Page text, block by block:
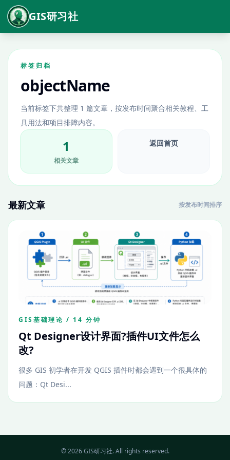
GIS研习社
标签归档
objectName
当前标签下共整理 1 篇文章，按发布时间聚合相关教程、工
具用法和项目排障内容。
1
相关文章
返回首页
最新文章 按发布时间排序
GIS基础理论 / 14 分钟
Qt Designer设计界面?插件UI文件怎么
改?
很多 GIS 初学者在开发 QGIS 插件时都会遇到一个很具体的
问题：Qt Desi...
© 2026 GIS研习社. All rights reserved.